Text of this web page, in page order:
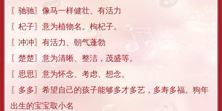
〖驰驰〗像马一样健壮、有活力
〖杞子〗意为植物名。枸杞子。
〖冲冲〗有活力、朝气蓬勃
〖楚楚〗意为清晰、整洁，茂盛等。
〖思思〗意为怀念、考虑、想念。
〖多多〗希望自己的孩子能够多才多艺，多寿多福。狗年
出生的宝宝取小名